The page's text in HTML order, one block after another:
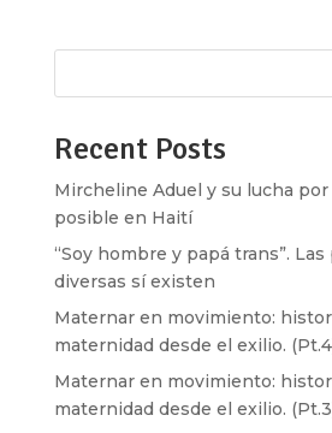
Recent Posts
Mircheline Aduel y su lucha
posible en Haití
“Soy hombre y papá trans”.
diversas sí existen
Maternar en movimiento:
maternidad desde el exilio.
Maternar en movimiento:
maternidad desde el exilio.